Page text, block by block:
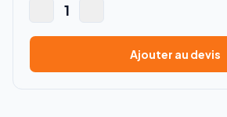
1
Ajouter au devis